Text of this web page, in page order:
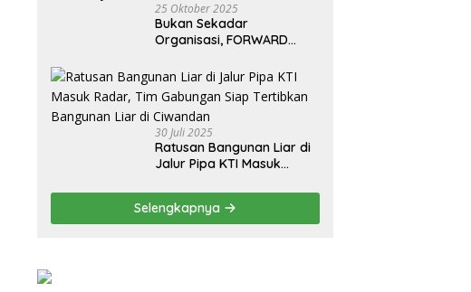
25 Oktober 2025
Bukan Sekadar
Organisasi, FORWARD
Moral Jurnalisme
Berbudaya
30 Juli 2025
Ratusan Bangunan Liar di
Jalur Pipa KTI Masuk
Tertibkan Bangunan Liar di
Ciwandan
Selengkapnya